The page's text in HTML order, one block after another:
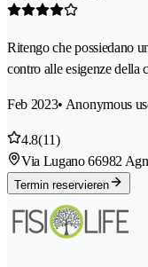
Ritengo che possiedano
contro alle esigenze della
Feb 2023• Anonymous
4.8(11)
Via Lugano 66982
Termin reservieren